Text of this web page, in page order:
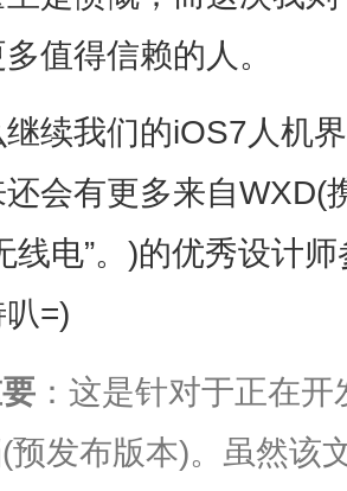
值得信赖的人。
继续我们的iOS7人机
会有更多来自WXD(
线电”。)的优秀设计
=)
：这是针对于正在
预发布版本)。虽然该